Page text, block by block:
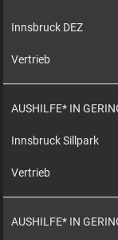
Innsbruck DEZ
Vertrieb
AUSHILFE* IN
Innsbruck Sillpark
Vertrieb
AUSHILFE* IN